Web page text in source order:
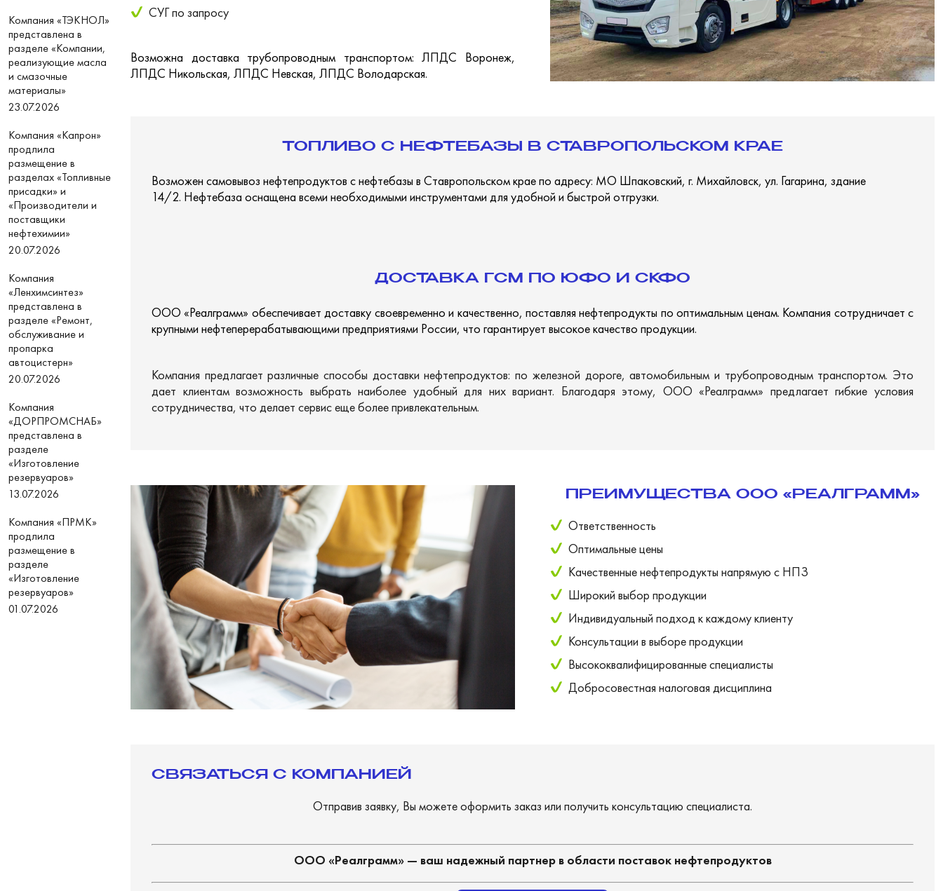
Компания «ТЭКНОЛ»
представлена в
разделе «Компании,
реализующие масла
и смазочные
материалы»
23.07.2026
Компания «Капрон»
продлила
размещение в
разделах «Топливные
присадки» и
«Производители и
поставщики
нефтехимии»
20.07.2026
Компания
«Ленхимсинтез»
представлена в
разделе «Ремонт,
обслуживание и
пропарка
автоцистерн»
20.07.2026
Компания
«ДОРПРОМСНАБ»
представлена в
разделе
«Изготовление
резервуаров»
13.07.2026
Компания «ПРМК»
продлила
размещение в
разделе
«Изготовление
резервуаров»
01.07.2026
СУГ по запросу
Возможна доставка трубопроводным транспортом: ЛПДС Воронеж,
ЛПДС Никольская, ЛПДС Невская, ЛПДС Володарская.
ТОПЛИВО С НЕФТЕБАЗЫ В СТАВРОПОЛЬСКОМ КРАЕ
Возможен самовывоз нефтепродуктов с нефтебазы в Ставропольском крае по адресу: МО Шпаковский, г. Михайловск, ул. Гагарина, здание
14/2. Нефтебаза оснащена всеми необходимыми инструментами для удобной и быстрой отгрузки.
ДОСТАВКА ГСМ ПО ЮФО И СКФО
ООО «Реалграмм» обеспечивает доставку своевременно и качественно, поставляя нефтепродукты по оптимальным ценам. Компания сотрудничает с
крупными нефтеперерабатывающими предприятиями России, что гарантирует высокое качество продукции.
Компания предлагает различные способы доставки нефтепродуктов: по железной дороге, автомобильным и трубопроводным транспортом. Это
дает клиентам возможность выбрать наиболее удобный для них вариант. Благодаря этому, ООО «Реалграмм» предлагает гибкие условия
сотрудничества, что делает сервис еще более привлекательным.
ПРЕИМУЩЕСТВА ООО «РЕАЛГРАММ»
Ответственность
Оптимальные цены
Качественные нефтепродукты напрямую с НПЗ
Широкий выбор продукции
Индивидуальный подход к каждому клиенту
Консультации в выборе продукции
Высококвалифицированные специалисты
Добросовестная налоговая дисциплина
СВЯЗАТЬСЯ С КОМПАНИЕЙ
Отправив заявку, Вы можете оформить заказ или получить консультацию специалиста.
ООО «Реалграмм» — ваш надежный партнер в области поставок нефтепродуктов